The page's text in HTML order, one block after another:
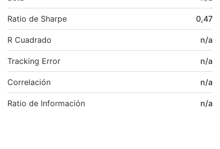
Ratio de Sharpe 0,47
R Cuadrado n/a
Tracking Error n/a
Correlación n/a
Ratio de Información n/a